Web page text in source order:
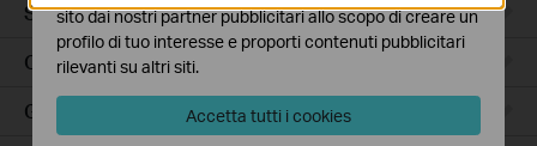
Switch
Outdoor
Gateway
sito dai nostri partner pubblicitari allo scopo di creare un
profilo di tuo interesse e proporti contenuti pubblicitari
rilevanti su altri siti.
Accetta tutti i cookies